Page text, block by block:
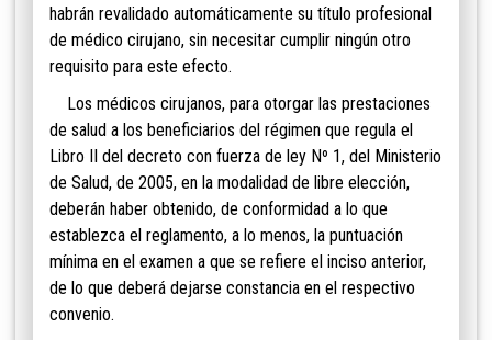
habrán revalidado automáticamente su título profesional
de médico cirujano, sin necesitar cumplir ningún otro
requisito para este efecto.
Los médicos cirujanos, para otorgar las prestaciones
de salud a los beneficiarios del régimen que regula el
Libro II del decreto con fuerza de ley Nº 1, del Ministerio
de Salud, de 2005, en la modalidad de libre elección,
deberán haber obtenido, de conformidad a lo que
establezca el reglamento, a lo menos, la puntuación
mínima en el examen a que se refiere el inciso anterior,
de lo que deberá dejarse constancia en el respectivo
convenio.